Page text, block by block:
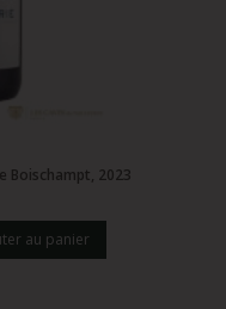
Boischampt, 2023
au panier